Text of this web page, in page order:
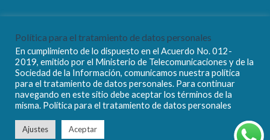
Copyright © 2026 EMGIRZAPP - EP
Política para el tratamiento de datos personales
En cumplimiento de lo dispuesto en el Acuerdo No. 012-
2019, emitido por el Ministerio de Telecomunicaciones y de la
Sociedad de la Información, comunicamos nuestra política
para el tratamiento de datos personales. Para continuar
navegando en este sitio debe aceptar los términos de la
misma. Política para el tratamiento de datos personales
Ajustes Aceptar